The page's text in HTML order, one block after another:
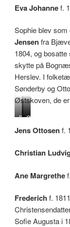
Eva Johannef.
Sophie blev
Jensenfra
1804, og
skytte på
Herslev. I
Sønderby og
Østskoven, de
B
g
æ
v
H
e
r
S
l
ø
i
e
Ø
t
k
v
v
e
d
Jens Ottosenf.
Christian
Ane Margrethe
Frederich f.
Sofie Augusta i